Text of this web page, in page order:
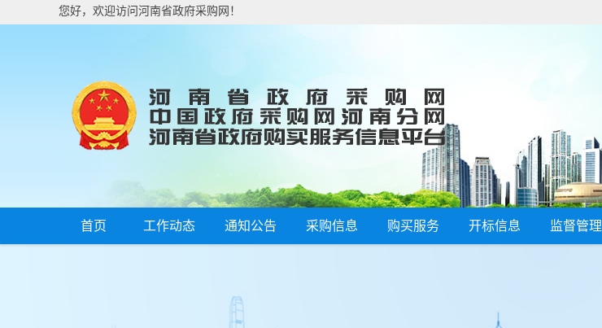
您好，欢迎访问河南省政府采购网！
首页 工作动态 通知公告 采购信息 购买服务 开标信息 监督管理